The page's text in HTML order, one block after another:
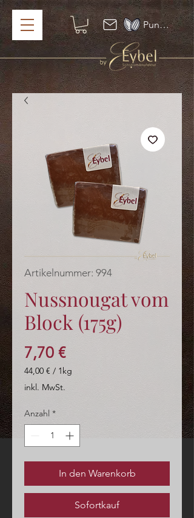
Punkte ansehen
Artikelnummer: 994
Nussnougat vom
Block (175g)
7,70 €Preis
44,00 € / 1kg
44,00 €
Kilogramm
inkl. MwSt.
Anzahl *
In den Warenkorb
Sofortkauf